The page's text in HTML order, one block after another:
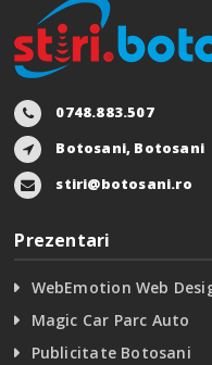
0748.883.507
Botosani, Botosani
stiri@botosani.ro
Prezentari
WebEmotion Web
Magic Car Parc Auto
Publicitate Botosani